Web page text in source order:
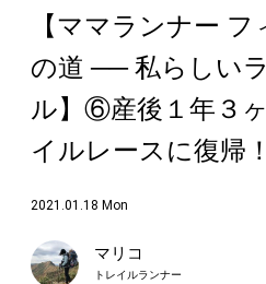
【ママランナー
の道 ── 私らしい
ル】⑥産後１年３
イルレースに復帰！
2021.01.18 Mon
マリコ
トレイルランナー